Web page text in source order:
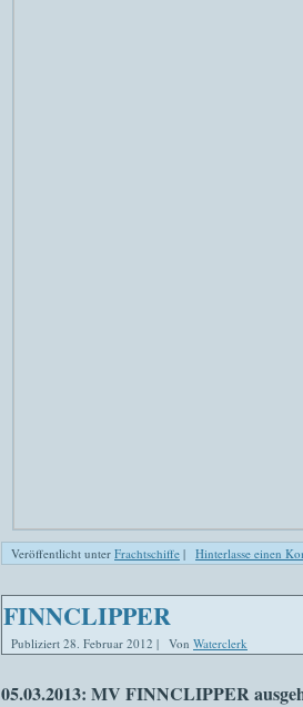
Veröffentlicht unter Frachtschiffe | Hinterlasse einen
FINNCLIPPER
Publiziert 28. Februar 2012 | Von Waterclerk
05.03.2013: MV FINNCLIPPER